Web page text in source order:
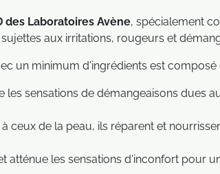
des Laboratoires Avène, spécialement
aux irritations, rougeurs et
un minimum d'ingrédients est composé
sensations de démangeaisons dues
ceux de la peau, ils réparent et
atténue les sensations d'inconfort pour